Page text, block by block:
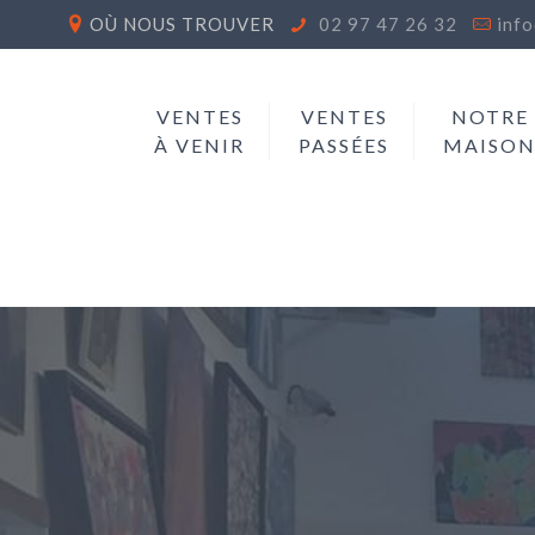
OÙ NOUS TROUVER 02 97 47 26 32
VENTES
À VENIR
VENTES
PASSÉES
NOTRE